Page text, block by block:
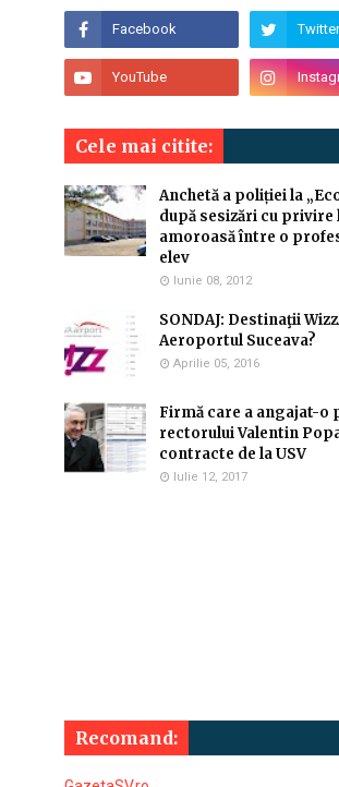
Cele mai citite:
Anchetă a poliției la
după sesizări cu privire
amoroasă între o
elev
Iunie 08, 2012
SONDAJ: Destinaţii
Aeroportul Suceava?
Aprilie 05, 2016
Firmă care a angajat-o
rectorului Valentin
contracte de la USV
Iulie 12, 2017
Recomand: